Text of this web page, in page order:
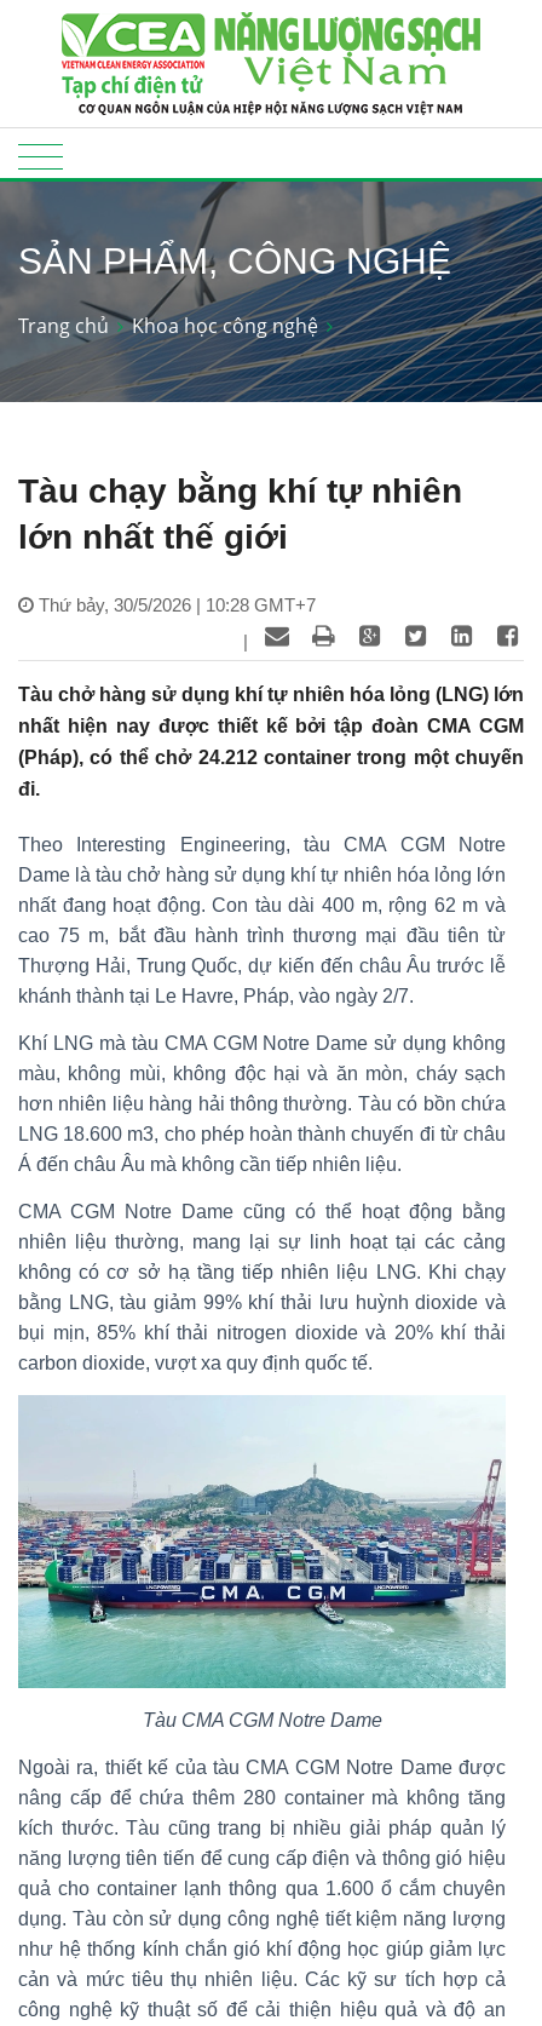
SẢN PHẨM, CÔNG NGHỆ
Trang chủ Khoa học công nghệ
Tàu chạy bằng khí tự nhiên
lớn nhất thế giới
Thứ bảy, 30/5/2026 | 10:28 GMT+7
|
Tàu chở hàng sử dụng khí tự nhiên hóa lỏng (LNG) lớn
nhất hiện nay được thiết kế bởi tập đoàn CMA CGM
(Pháp), có thể chở 24.212 container trong một chuyến
đi.
Theo Interesting Engineering, tàu CMA CGM Notre
Dame là tàu chở hàng sử dụng khí tự nhiên hóa lỏng lớn
nhất đang hoạt động. Con tàu dài 400 m, rộng 62 m và
cao 75 m, bắt đầu hành trình thương mại đầu tiên từ
Thượng Hải, Trung Quốc, dự kiến đến châu Âu trước lễ
khánh thành tại Le Havre, Pháp, vào ngày 2/7.
Khí LNG mà tàu CMA CGM Notre Dame sử dụng không
màu, không mùi, không độc hại và ăn mòn, cháy sạch
hơn nhiên liệu hàng hải thông thường. Tàu có bồn chứa
LNG 18.600 m3, cho phép hoàn thành chuyến đi từ châu
Á đến châu Âu mà không cần tiếp nhiên liệu.
CMA CGM Notre Dame cũng có thể hoạt động bằng
nhiên liệu thường, mang lại sự linh hoạt tại các cảng
không có cơ sở hạ tầng tiếp nhiên liệu LNG. Khi chạy
bằng LNG, tàu giảm 99% khí thải lưu huỳnh dioxide và
bụi mịn, 85% khí thải nitrogen dioxide và 20% khí thải
carbon dioxide, vượt xa quy định quốc tế.
Tàu CMA CGM Notre Dame
Ngoài ra, thiết kế của tàu CMA CGM Notre Dame được
nâng cấp để chứa thêm 280 container mà không tăng
kích thước. Tàu cũng trang bị nhiều giải pháp quản lý
năng lượng tiên tiến để cung cấp điện và thông gió hiệu
quả cho container lạnh thông qua 1.600 ổ cắm chuyên
dụng. Tàu còn sử dụng công nghệ tiết kiệm năng lượng
như hệ thống kính chắn gió khí động học giúp giảm lực
cản và mức tiêu thụ nhiên liệu. Các kỹ sư tích hợp cả
công nghệ kỹ thuật số để cải thiện hiệu quả và độ an